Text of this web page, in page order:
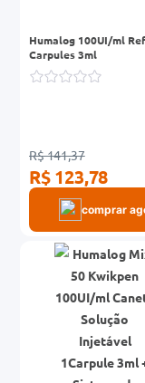
Humalog 100UI/ml
Carpules 3ml
R$ 141,37
R$ 123,78
comprar